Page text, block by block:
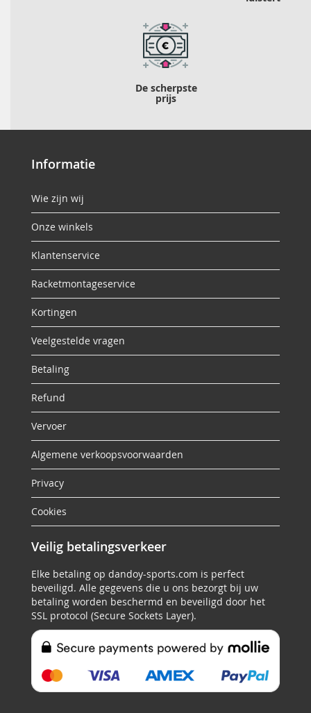
De scherpste
prijs
Informatie
Wie zijn wij
Onze winkels
Klantenservice
Racketmontageservice
Kortingen
Veelgestelde vragen
Betaling
Refund
Vervoer
Algemene verkoopsvoorwaarden
Privacy
Cookies
Veilig betalingsverkeer
Elke betaling op dandoy-sports.com is perfect
beveiligd. Alle gegevens die u ons bezorgt bij uw
betaling worden beschermd en beveiligd door het
SSL protocol (Secure Sockets Layer).